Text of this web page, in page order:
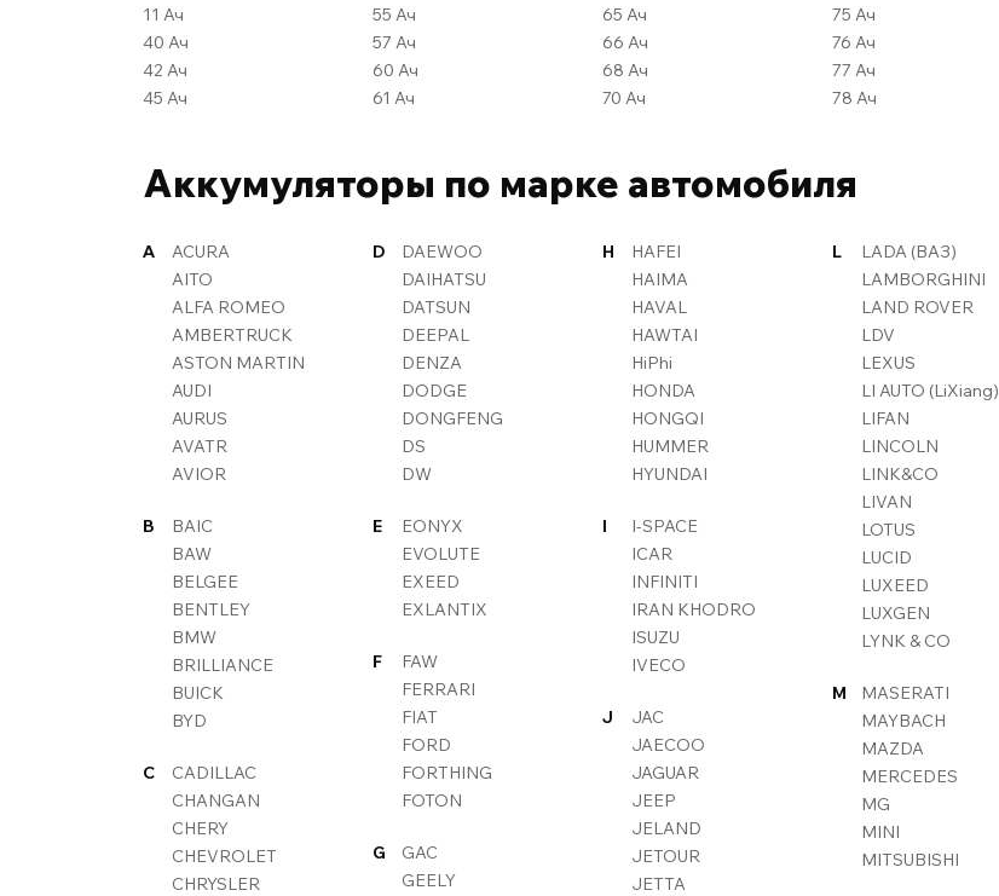
11 Ач
40 Ач
42 Ач
45 Ач
55 Ач
57 Ач
60 Ач
61 Ач
65 Ач
66 Ач
68 Ач
70 Ач
75 Ач
76 Ач
77 Ач
78 Ач
Аккумуляторы по марке автомобиля
A
ACURA
AITO
ALFA ROMEO
AMBERTRUCK
ASTON MARTIN
AUDI
AURUS
AVATR
AVIOR
B
BAIC
BAW
BELGEE
BENTLEY
BMW
BRILLIANCE
BUICK
BYD
C
CADILLAC
CHANGAN
CHERY
CHEVROLET
CHRYSLER
D
DAEWOO
DAIHATSU
DATSUN
DEEPAL
DENZA
DODGE
DONGFENG
DS
DW
E
EONYX
EVOLUTE
EXEED
EXLANTIX
F
FAW
FERRARI
FIAT
FORD
FORTHING
FOTON
G
GAC
GEELY
H
HAFEI
HAIMA
HAVAL
HAWTAI
HiPhi
HONDA
HONGQI
HUMMER
HYUNDAI
I
I-SPACE
ICAR
INFINITI
IRAN KHODRO
ISUZU
IVECO
J
JAC
JAECOO
JAGUAR
JEEP
JELAND
JETOUR
JETTA
L
LADA (ВАЗ)
LAMBORGHINI
LAND ROVER
LDV
LEXUS
LI AUTO (LiXiang)
LIFAN
LINCOLN
LINK&CO
LIVAN
LOTUS
LUCID
LUXEED
LUXGEN
LYNK & CO
M
MASERATI
MAYBACH
MAZDA
MERCEDES
MG
MINI
MITSUBISHI